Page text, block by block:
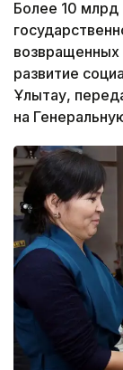
Более 10 млрд
возвращенных
развитие
Ұлытау,
на